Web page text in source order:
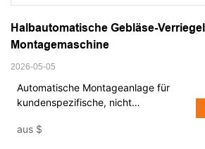
Halbautomatische Gebläse-
Montagemaschine
2026-05-05
Automatische Montageanlage für
kundenspezifische, nicht
aus $